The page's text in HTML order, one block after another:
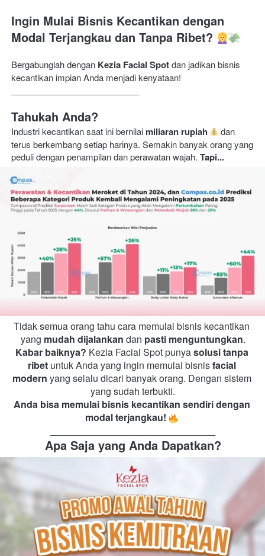
Ingin Mulai Bisnis Kecantikan dengan
Modal Terjangkau dan Tanpa Ribet?
Bergabunglah dengan Kezia Facial Spot dan jadikan bisnis
kecantikan impian Anda menjadi kenyataan!
Tahukah Anda?
Industri kecantikan saat ini bernilai miliaran rupiah
dan
terus berkembang setiap harinya. Semakin banyak orang yang
peduli dengan penampilan dan perawatan wajah. Tapi...
Tidak semua orang tahu cara memulai bisnis kecantikan
yang mudah dijalankan dan pasti menguntungkan.
Kabar baiknya? Kezia Facial Spot punya solusi tanpa
ribet untuk Anda yang ingin memulai bisnis facial
modern yang selalu dicari banyak orang. Dengan sistem
yang sudah terbukti.
Anda bisa memulai bisnis kecantikan sendiri dengan
modal terjangkau!
Apa Saja yang Anda Dapatkan?